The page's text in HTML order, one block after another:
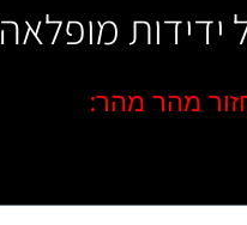
ידידות מופלאה
מהר מהר: